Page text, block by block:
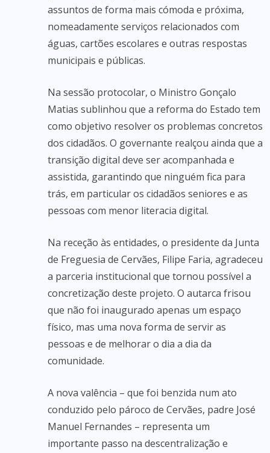
assuntos de forma mais cómoda e próxima,
nomeadamente serviços relacionados com
águas, cartões escolares e outras respostas
municipais e públicas.
Na sessão protocolar, o Ministro Gonçalo
Matias sublinhou que a reforma do Estado tem
como objetivo resolver os problemas concretos
dos cidadãos. O governante realçou ainda que a
transição digital deve ser acompanhada e
assistida, garantindo que ninguém fica para
trás, em particular os cidadãos seniores e as
pessoas com menor literacia digital.
Na receção às entidades, o presidente da Junta
de Freguesia de Cervães, Filipe Faria, agradeceu
a parceria institucional que tornou possível a
concretização deste projeto. O autarca frisou
que não foi inaugurado apenas um espaço
físico, mas uma nova forma de servir as
pessoas e de melhorar o dia a dia da
comunidade.
A nova valência – que foi benzida num ato
conduzido pelo pároco de Cervães, padre José
Manuel Fernandes – representa um
importante passo na descentralização e